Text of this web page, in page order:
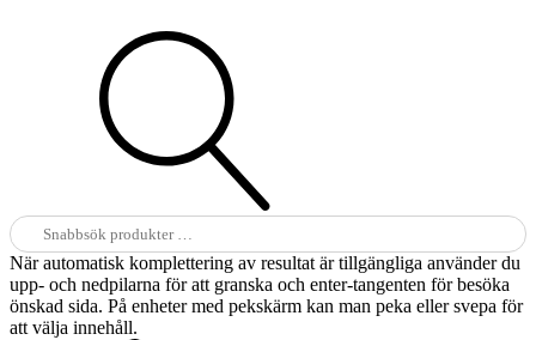
Sök
efter:
När automatisk komplettering av resultat är tillgängliga använder du
upp- och nedpilarna för att granska och enter-tangenten för besöka
önskad sida. På enheter med pekskärm kan man peka eller svepa för
att välja innehåll.